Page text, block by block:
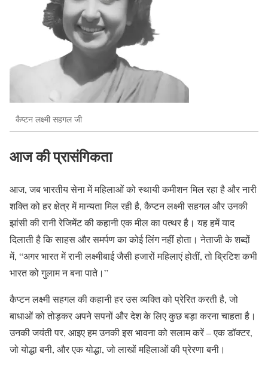
कैप्टन लक्ष्मी सहगल जी
आज की प्रासंगिकता
आज, जब भारतीय सेना में महिलाओं को स्थायी कमीशन मिल रहा है और नारी
शक्ति को हर क्षेत्र में मान्यता मिल रही है, कैप्टन लक्ष्मी सहगल और उनकी
झांसी की रानी रेजिमेंट की कहानी एक मील का पत्थर है। यह हमें याद
दिलाती है कि साहस और समर्पण का कोई लिंग नहीं होता। नेताजी के शब्दों
में, “अगर भारत में रानी लक्ष्मीबाई जैसी हजारों महिलाएं होतीं, तो ब्रिटिश कभी
भारत को गुलाम न बना पाते।”
कैप्टन लक्ष्मी सहगल की कहानी हर उस व्यक्ति को प्रेरित करती है, जो
बाधाओं को तोड़कर अपने सपनों और देश के लिए कुछ बड़ा करना चाहता है।
उनकी जयंती पर, आइए हम उनकी इस भावना को सलाम करें – एक डॉक्टर,
जो योद्धा बनी, और एक योद्धा, जो लाखों महिलाओं की प्रेरणा बनी।